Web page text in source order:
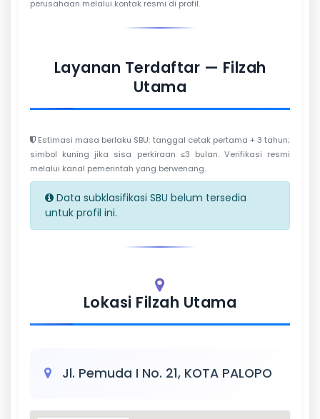
perusahaan melalui kontak resmi di profil.
Layanan Terdaftar — Filzah
Utama
Estimasi masa berlaku SBU: tanggal cetak pertama + 3 tahun;
simbol kuning jika sisa perkiraan ≤3 bulan. Verifikasi resmi
melalui kanal pemerintah yang berwenang.
Data subklasifikasi SBU belum tersedia
untuk profil ini.
Lokasi Filzah Utama
Jl. Pemuda I No. 21, KOTA PALOPO